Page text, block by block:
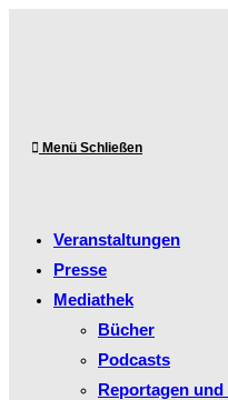
Menü Schließen
Veranstaltungen
Presse
Mediathek
Bücher
Podcasts
Reportagen